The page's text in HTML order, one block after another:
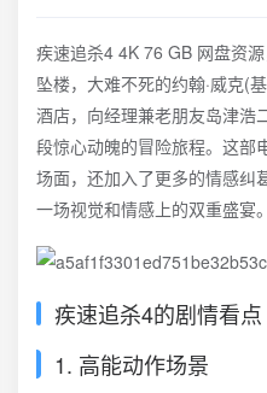
疾速追杀4 4K 76 GB 网盘资
坠楼，大难不死的约翰·威克(
酒店，向经理兼老朋友岛津浩
段惊心动魄的冒险旅程。这部
场面，还加入了更多的情感纠
一场视觉和情感上的双重盛宴。
疾速追杀4的剧情看点
1. 高能动作场景